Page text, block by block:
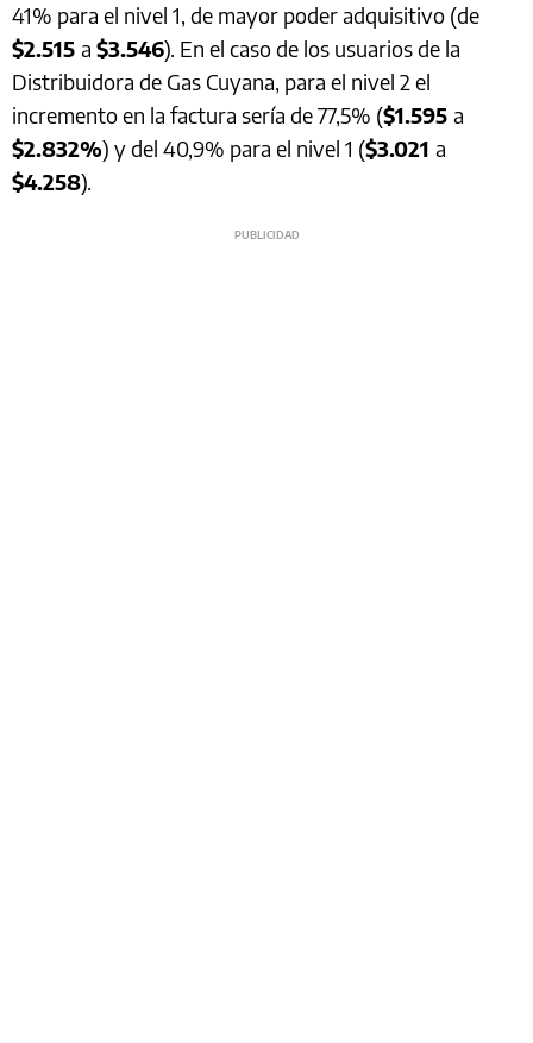
41% para el nivel 1, de mayor poder adquisitivo (de
$2.515 a $3.546). En el caso de los usuarios de la
Distribuidora de Gas Cuyana, para el nivel 2 el
incremento en la factura sería de 77,5% ($1.595 a
$2.832%) y del 40,9% para el nivel 1 ($3.021 a
$4.258).